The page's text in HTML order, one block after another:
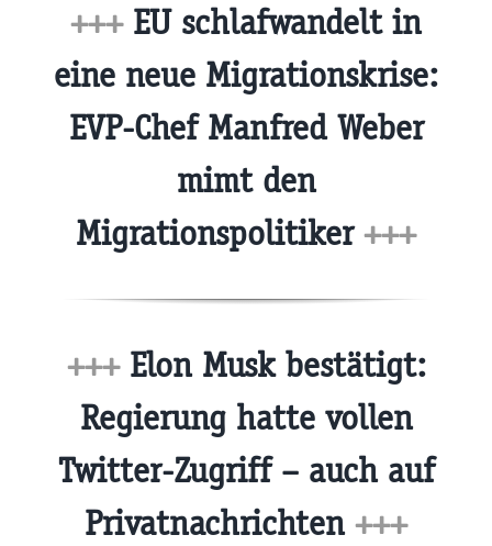
+++EU schlafwandelt in
eine neue Migrationskrise:
EVP-Chef Manfred Weber
mimt den
Migrationspolitiker+++
+++Elon Musk bestätigt:
Regierung hatte vollen
Twitter-Zugriff – auch auf
Privatnachrichten +++